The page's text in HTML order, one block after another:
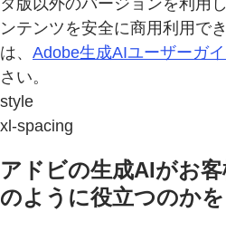
タ版以外のバージョンを利用
ンテンツを安全に商用利用で
は、 Adobe生成AIユーザーガ
さい。
style
xl-spacing
アドビの生成AIがお
のように役立つのか